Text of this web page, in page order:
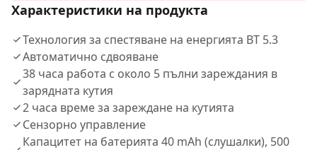
Характеристики на продукта
Технология за спестяване на енергията BT 5.3
Автоматично сдвояване
38 часа работа с около 5 пълни зареждания в
зарядната кутия
2 часа време за зареждане на кутията
Сензорно управление
Капацитет на батерията 40 mAh (слушалки), 500